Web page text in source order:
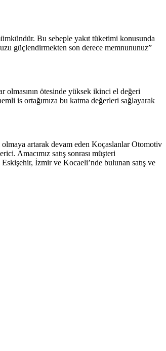
Bu sebeple yakıt tüketimi konusunda
güçlendirmekten son derece memnununuz”
olmasının ötesinde yüksek ikinci el değeri
is ortağımıza bu katma değerleri sağlayarak
olmaya artarak devam eden Koçaslanlar Otomotiv
Amacımız satış sonrası müşteri
İzmir ve Kocaeli’nde bulunan satış ve